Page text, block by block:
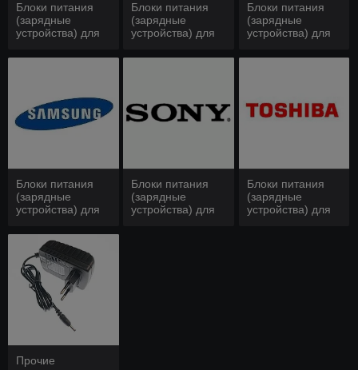
Блоки питания
(зарядные
устройства) для
Блоки питания
(зарядные
устройства) для
COMPAQ
Блоки питания
(зарядные
устройства) для
IBM
Блоки питания
(зарядные
устройства) для
Samsung
Блоки питания
(зарядные
устройства) для
Блоки питания
(зарядные
устройства) для
Прочие